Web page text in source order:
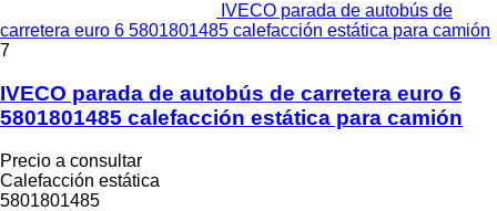
IVECO parada de autobús de
carretera euro 6 5801801485 calefacción estática para camión
7
IVECO parada de autobús de carretera euro 6
5801801485 calefacción estática para camión
Precio a consultar
Calefacción estática
5801801485